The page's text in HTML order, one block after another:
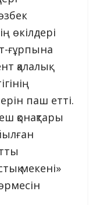
өкілдері
ғұрпына
қалалық
паш етті.
қонақтары
мекені»